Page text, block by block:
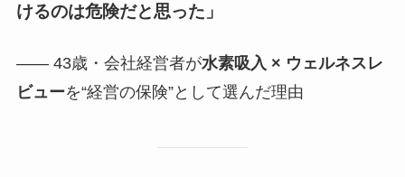
けるのは危険だと思った」
―― 43歳・会社経営者が水素吸入 × ウェルネスレ
ビューを“経営の保険”として選んだ理由